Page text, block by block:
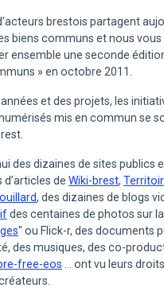
brestois partagent
biens communs et nous
ensemble une seconde
» en octobre 2011.
et des projets, les
mis en commun se
des dizaines de sites publics
de Wiki-brest,
, des dizaines de blogs
des centaines de photos sur
" ou Flick-r, des documents
des musiques, des co-
free-eos ... ont vu leurs